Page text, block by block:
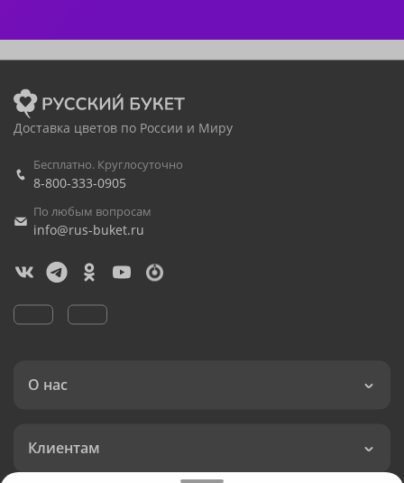
Доставка цветов по России и Миру
Бесплатно. Круглосуточно
8-800-333-0905
По любым вопросам
info@rus-buket.ru
О нас
Клиентам